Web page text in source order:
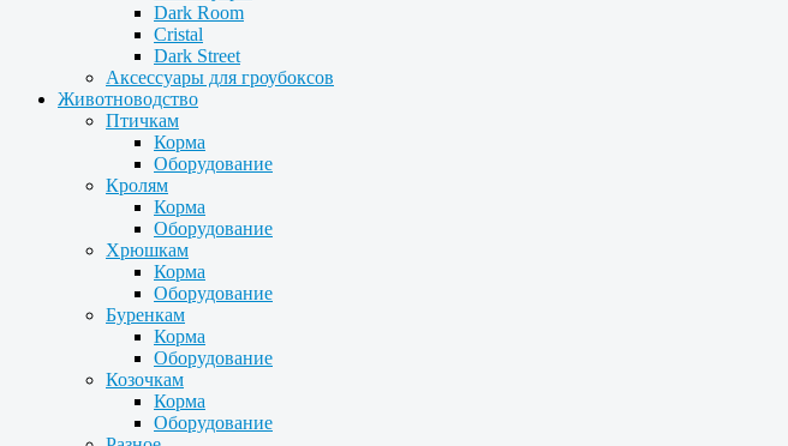
Dark Room
Cristal
Dark Street
Аксессуары для гроубоксов
Животноводство
Птичкам
Корма
Оборудование
Кролям
Корма
Оборудование
Хрюшкам
Корма
Оборудование
Буренкам
Корма
Оборудование
Козочкам
Корма
Оборудование